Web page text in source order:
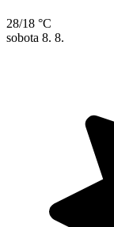
28/18 °C
sobota 8. 8.